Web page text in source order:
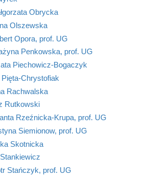
Obrycka
Olszewska
Opora, prof. UG
Penkowska, prof. UG
Piechowicz-Bogaczyk
Chrystofiak
Rachwalska
Rutkowski
Rzeźnicka-Krupa, prof. UG
Siemionow, prof. UG
Skotnicka
Stańczyk, prof. UG